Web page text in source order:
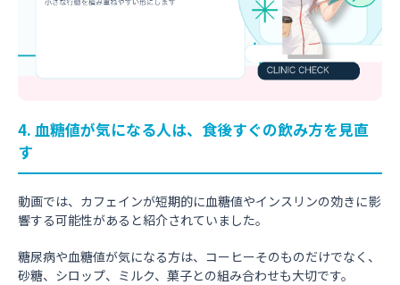
4. 血糖値が気になる人は、食後すぐの飲み方を見直
す
動画では、カフェインが短期的に血糖値やインスリンの効きに影
響する可能性があると紹介されていました。
糖尿病や血糖値が気になる方は、コーヒーそのものだけでなく、
砂糖、シロップ、ミルク、菓子との組み合わせも大切です。